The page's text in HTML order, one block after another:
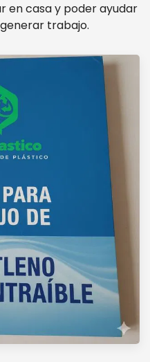
en casa y poder ayudar
trabajo.